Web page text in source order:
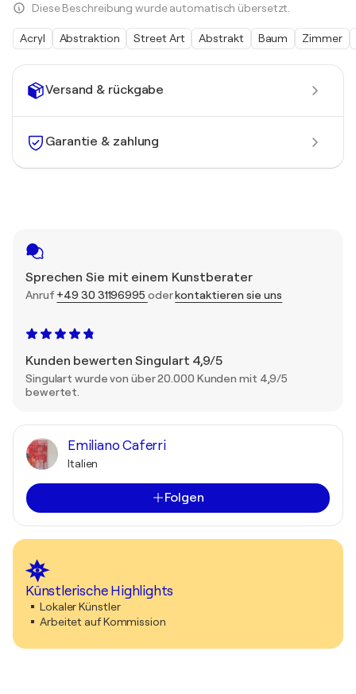
Versand & rückgabe
Garantie & zahlung
Sprechen Sie mit einem Kunstberater
Anruf +49 30 31196995 oderkontaktieren sie uns
Kunden bewerten Singulart 4,9/5
Singulart wurde von über 20.000 Kunden mit 4,9/5
bewertet.
Emiliano Caferri
Italien
Folgen
Künstlerische Highlights
Lokaler Künstler
Arbeitet auf Kommission
Diese Beschreibung wurde automatisch übersetzt.
Acryl Abstraktion Street Art Abstrakt Baum Zimmer